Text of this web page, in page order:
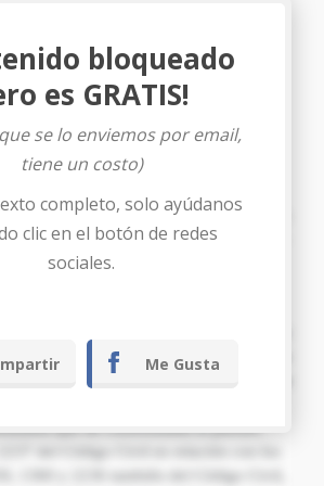
bloqueado
es GRATIS!
se lo enviemos por email,
tiene un costo)
completo, solo ayúdanos
clic en el botón de redes
sociales.
Me Gusta